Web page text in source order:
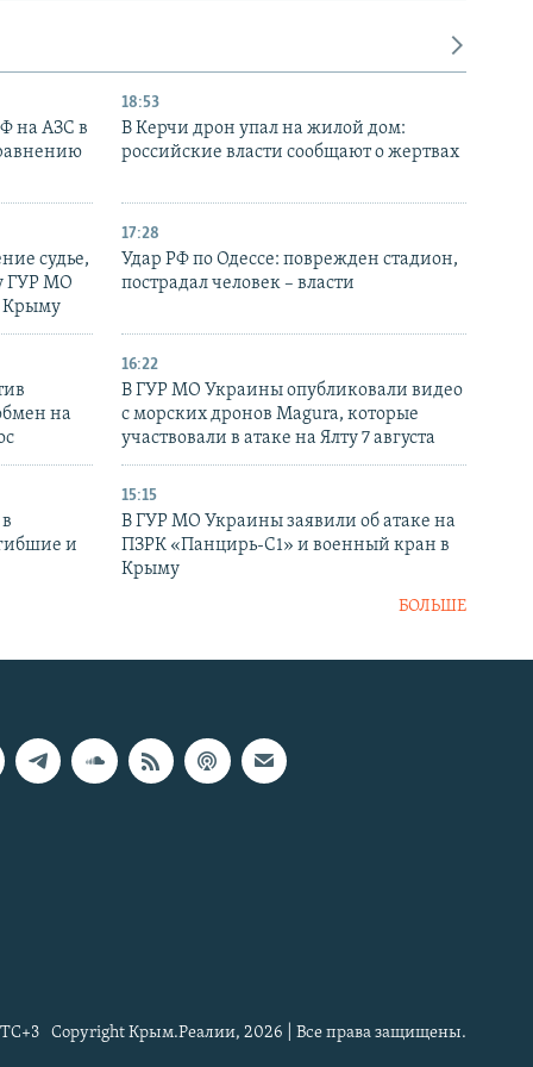
на АЗС в
18:53
В Керчи дрон упал на жилой дом:
российские власти сообщают о жертвах
судье,
ГУР МО
Крыму
17:28
Удар РФ по Одессе: поврежден стадион,
пострадал человек – власти
на
16:22
В ГУР МО Украины опубликовали видео
с морских дронов Magura, которые
участвовали в атаке на Ялту 7 августа
и
15:15
В ГУР МО Украины заявили об атаке на
ПЗРК «Панцирь-С1» и военный кран в
Крыму
БОЛЬШЕ
Copyright Крым.Реалии, 2026 | Все права защищены.